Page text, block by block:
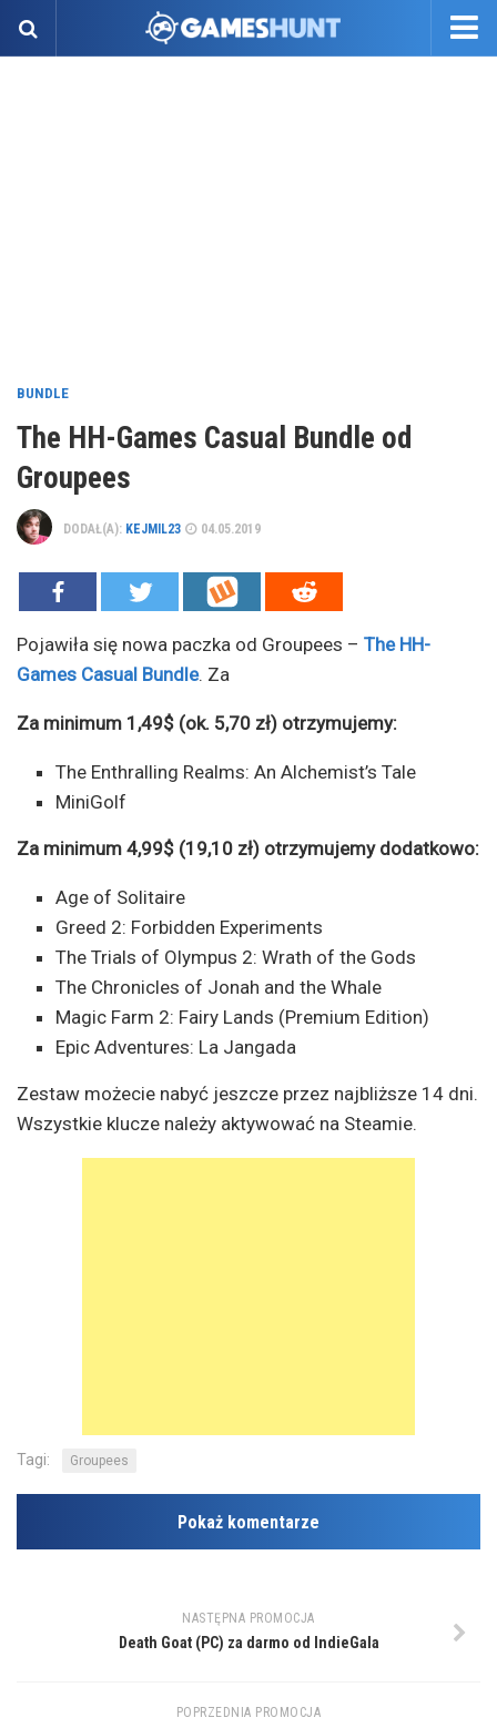
BUNDLE
The HH-Games Casual Bundle od
Groupees
DODAŁ(A): KEJMIL23 04.05.2019
Pojawiła się nowa paczka od Groupees – The HH-
Games Casual Bundle. Za
Za minimum 1,49$ (ok. 5,70 zł) otrzymujemy:
The Enthralling Realms: An Alchemist’s Tale
MiniGolf
Za minimum 4,99$ (19,10 zł) otrzymujemy dodatkowo:
Age of Solitaire
Greed 2: Forbidden Experiments
The Trials of Olympus 2: Wrath of the Gods
The Chronicles of Jonah and the Whale
Magic Farm 2: Fairy Lands (Premium Edition)
Epic Adventures: La Jangada
Zestaw możecie nabyć jeszcze przez najbliższe 14 dni.
Wszystkie klucze należy aktywować na Steamie.
Tagi: Groupees
Pokaż komentarze
NASTĘPNA PROMOCJA
Death Goat (PC) za darmo od IndieGala
POPRZEDNIA PROMOCJA